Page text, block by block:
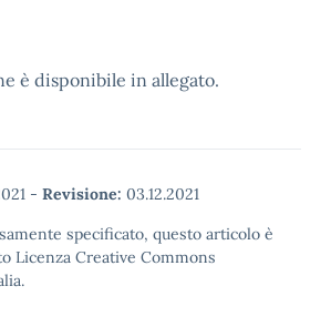
è disponibile in allegato.
- Revisione: 03.12.2021
specificato, questo articolo è
Licenza Creative Commons